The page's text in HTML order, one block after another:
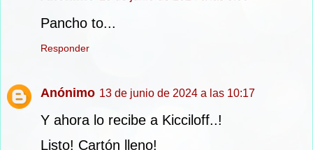
Pancho to...
Responder
Anónimo 13 de junio de 2024 a las 10:17
Y ahora lo recibe a Kicciloff..!
Listo! Cartón lleno!